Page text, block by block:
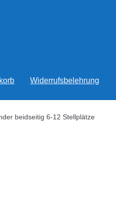
Widerrufsbelehrung
beidseitig 6-12 Stellplätze